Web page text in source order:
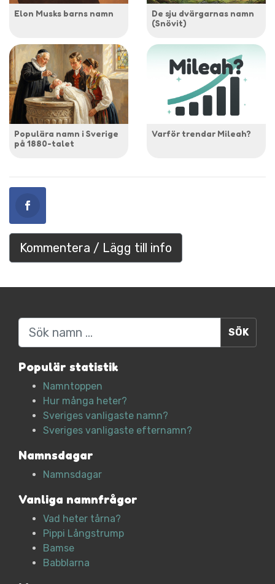
Elon Musks barns namn
De sju dvärgarnas namn
(Snövit)
Populära namn i Sverige
på 1880-talet
Varför trendar Mileah?
Kommentera / Lägg till info
Sök
Populär statistik
Namntoppen
Hur många heter?
Sveriges vanligaste namn?
Sveriges vanligaste efternamn?
Namnsdagar
Namnsdagar
Vanliga namnfrågor
Vad heter tårna?
Pippi Långstrump
Bamse
Babblarna